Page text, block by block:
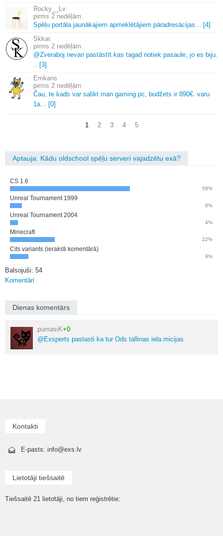
Rocky__Lv
2 nedēļām
Spēļu portāla jaunākajiem apmeklētājiem pāradresācijas.
[4]
Skkar.
2 nedēļām
@Zveraboj nevari pastāstīt kas tagad notiek pasaule, jo es biju.
[3]
Emkans
2 nedēļām
Čau, te kads var salikt man gaming pc, budžets ir 890€. varu
1a.
[0]
1 2 3 4 5
Aptauja: Kādu oldschool spēļu serveri vajadzētu exā?
CS 1.6
59%
Unreal Tournament 1999
6%
Unreal Tournament 2004
4%
Minecraft
22%
Cits variants (ieraksti komentārā)
9%
Balsojuši: 54
Komentāri
Dienas komentārs
pumasiK+0
@Exsperts pastasti ka tur Ods tallinas iela micijas
Kontakti
E-pasts: info@exs.lv
Lietotāji tiešsaitē
Tiešsaitē 21 lietotāji, no tiem reģistrētie: